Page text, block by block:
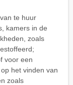
te huur
kamers in de
zoals
voor een
het vinden van
zoals